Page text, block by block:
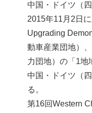
中国・ドイツ（
2015年11月2日
Upgrading
動車産業団地）
力団地）の「1地
中国・ドイツ（
る。
第16回Western